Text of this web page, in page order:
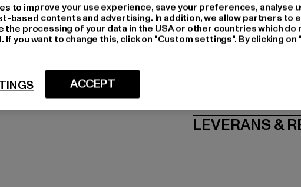
Tillverkare: Huesken
Sandstraße 92 |
LEVERANS &
to improve your use experience, save your preferences, analyse
based contents and advertising. In addition, we allow partners to
the processing of your data in the USA or other countries which do
you want to change this, click on "Custom settings". By clicking
ACCEPT